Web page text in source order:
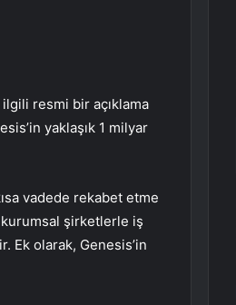
resmi bir açıklama
yaklaşık 1 milyar
vadede rekabet etme
şirketlerle iş
Ek olarak, Genesis’in